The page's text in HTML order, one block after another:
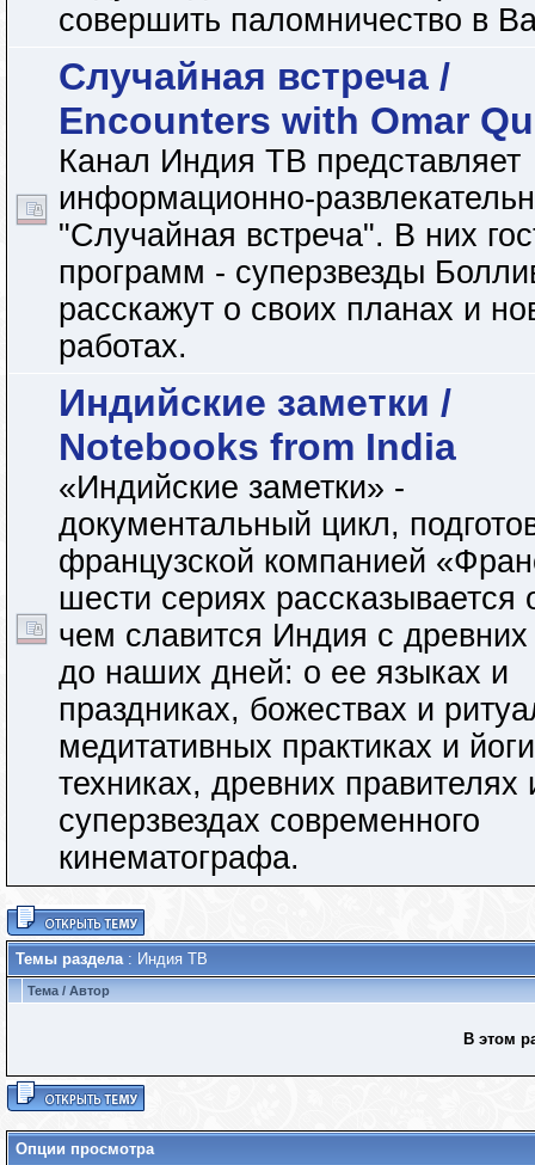
совершить паломничество в
Случайная встреча /
Encounters with Omar
Канал Индия ТВ представляет
информационно-
"Случайная встреча". В них
программ - суперзвезды
расскажут о своих планах и
работах.
Индийские заметки /
Notebooks from India
«Индийские заметки» -
документальный цикл,
французской компанией
шести сериях рассказывается
чем славится Индия с
до наших дней: о ее языках и
праздниках, божествах и
медитативных практиках и
техниках, древних правителях
суперзвездах современного
кинематографа.
Темы раздела: Индия ТВ
Тема / Автор
В этом
Опции просмотра